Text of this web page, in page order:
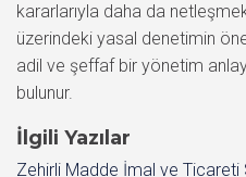
kararlarıyla daha da
üzerindeki yasal denetimin
adil ve şeffaf bir yönetim
bulunur.
İlgili Yazılar
Zehirli Madde İmal ve Ticareti